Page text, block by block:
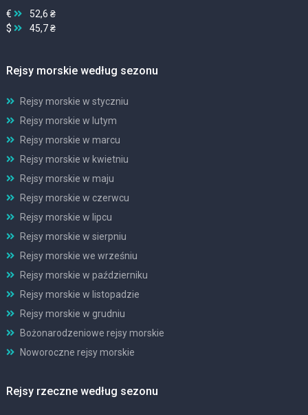
€
52,6 ₴
$
45,7 ₴
Rejsy morskie według sezonu
Rejsy morskie w styczniu
Rejsy morskie w lutym
Rejsy morskie w marcu
Rejsy morskie w kwietniu
Rejsy morskie w maju
Rejsy morskie w czerwcu
Rejsy morskie w lipcu
Rejsy morskie w sierpniu
Rejsy morskie we wrześniu
Rejsy morskie w październiku
Rejsy morskie w listopadzie
Rejsy morskie w grudniu
Bożonarodzeniowe rejsy morskie
Noworoczne rejsy morskie
Rejsy rzeczne według sezonu